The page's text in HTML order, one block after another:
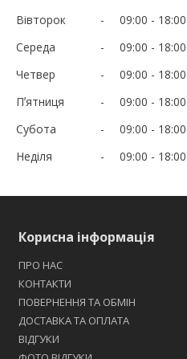
Вівторок
09:00
18:00
Середа
09:00
18:00
Четвер
09:00
18:00
Пʼятниця
09:00
18:00
Субота
09:00
18:00
Неділя
09:00 18:00
Корисна інформація
ПРО НАС
КОНТАКТИ
ПОВЕРНЕННЯ ТА ОБМІН
ДОСТАВКА ТА ОПЛАТА
ВІДГУКИ